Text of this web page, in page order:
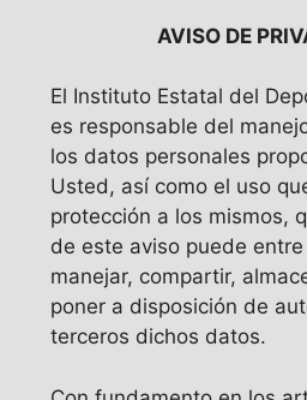
AVISO DE
El Instituto Estatal del
es responsable del
los datos personales
Usted, así como el uso
protección a los mismos,
de este aviso puede
manejar, compartir,
poner a disposición de
terceros dichos datos.